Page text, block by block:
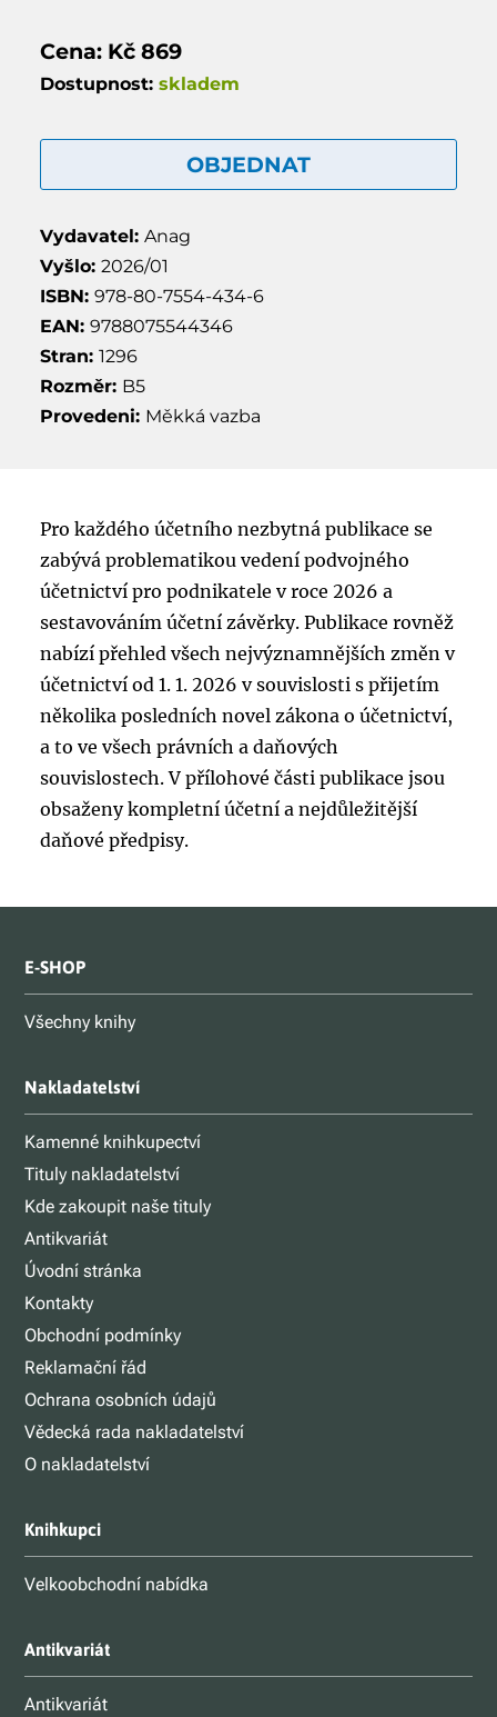
Cena: Kč 869
Dostupnost: skladem
OBJEDNAT
Vydavatel: Anag
Vyšlo: 2026/01
ISBN: 978-80-7554-434-6
EAN: 9788075544346
Stran: 1296
Rozměr: B5
Provedeni: Měkká vazba
Pro každého účetního nezbytná publikace se
zabývá problematikou vedení podvojného
účetnictví pro podnikatele v roce 2026 a
sestavováním účetní závěrky. Publikace rovněž
nabízí přehled všech nejvýznamnějších změn v
účetnictví od 1. 1. 2026 v souvislosti s přijetím
několika posledních novel zákona o účetnictví,
a to ve všech právních a daňových
souvislostech. V přílohové části publikace jsou
obsaženy kompletní účetní a nejdůležitější
daňové předpisy.
E-SHOP
Všechny knihy
Nakladatelství
Kamenné knihkupectví
Tituly nakladatelství
Kde zakoupit naše tituly
Antikvariát
Úvodní stránka
Kontakty
Obchodní podmínky
Reklamační řád
Ochrana osobních údajů
Vědecká rada nakladatelství
O nakladatelství
Knihkupci
Velkoobchodní nabídka
Antikvariát
Antikvariát